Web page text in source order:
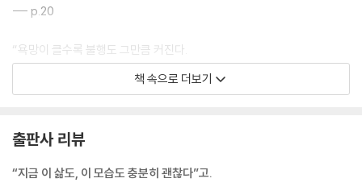
--- p.20
“욕망이 클수록 불행도 그만큼 커진다.
이 단순한 문장에는 삶의 중요한 진실이 담겨 있다. 욕망은 충족되지 않으
면 괴롭고 충족되더라도 금세 더 큰 욕망을 부른다. 결국 욕망의 크기만큼
끼게 한다는 것이다. 우리는 ‘이것만 있으면 괜찮을 텐데’라는 생각에 사로
잡혀 현재를 희생하고 항상 어딘가 부족한 상태로 자신을 바라보게 된다.
그러다 보면 아무리 많은 것을 이루고 가져도 만족할 수 없다. 이미 가진 것
책 속으로 더보기
출판사 리뷰
“지금 이 삶도, 이 모습도 충분히 괜찮다”고.